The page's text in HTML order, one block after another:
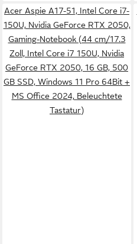
Acer Aspie A17-51, Intel Core i7-
150U, Nvidia GeForce RTX 2050,
Gaming-Notebook (44 cm/17.3
Zoll, Intel Core i7 150U, Nvidia
GeForce RTX 2050, 16 GB, 500
GB SSD, Windows 11 Pro 64Bit +
MS Office 2024, Beleuchtete
Tastatur)